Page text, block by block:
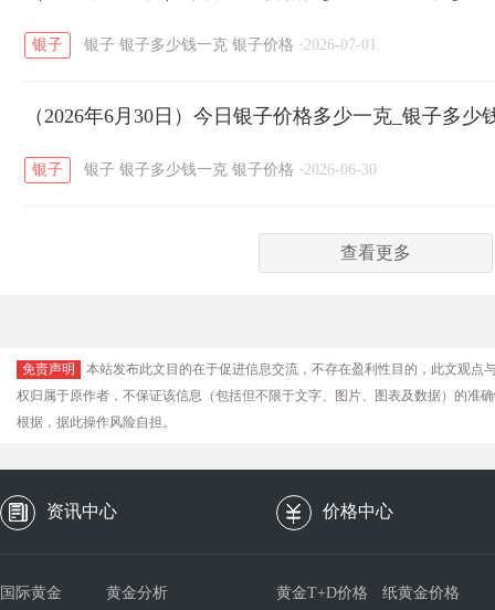
银子 银子 银子多少钱一克 银子价格 · 2026-07-01
（2026年6月30日）今日银子价格多少一克_银子多少
银子 银子 银子多少钱一克 银子价格 · 2026-06-30
查看更多
免责声明
本站发布此文目的在于促进信息交流，不存在盈利性目的，此文观
权归属于原作者，不保证该信息（包括但不限于文字、图片、图表及数据）的准
根据，据此操作风险自担。
资讯中心 价格中心
国际黄金 黄金分析 黄金T+D价格 纸黄金价格